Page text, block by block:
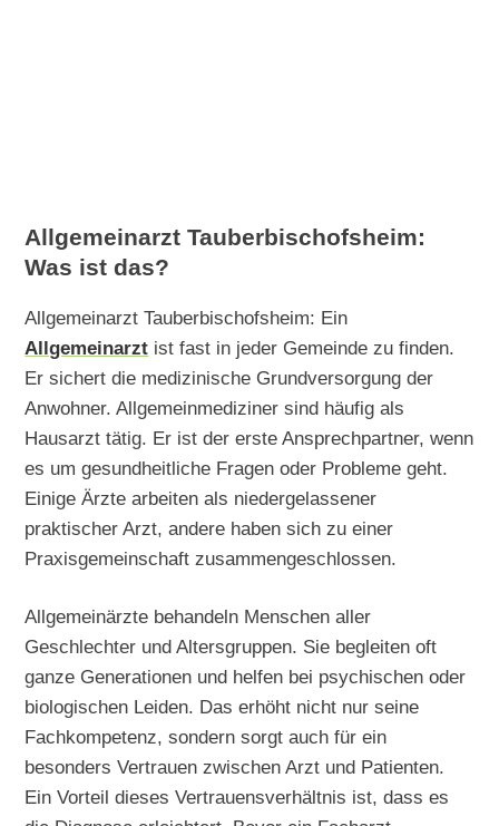
Allgemeinarzt Tauberbischofsheim:
Was ist das?
Allgemeinarzt Tauberbischofsheim: Ein
Allgemeinarzt ist fast in jeder Gemeinde zu finden.
Er sichert die medizinische Grundversorgung der
Anwohner. Allgemeinmediziner sind häufig als
Hausarzt tätig. Er ist der erste Ansprechpartner, wenn
es um gesundheitliche Fragen oder Probleme geht.
Einige Ärzte arbeiten als niedergelassener
praktischer Arzt, andere haben sich zu einer
Praxisgemeinschaft zusammengeschlossen.
Allgemeinärzte behandeln Menschen aller
Geschlechter und Altersgruppen. Sie begleiten oft
ganze Generationen und helfen bei psychischen oder
biologischen Leiden. Das erhöht nicht nur seine
Fachkompetenz, sondern sorgt auch für ein
besonders Vertrauen zwischen Arzt und Patienten.
Ein Vorteil dieses Vertrauensverhältnis ist, dass es